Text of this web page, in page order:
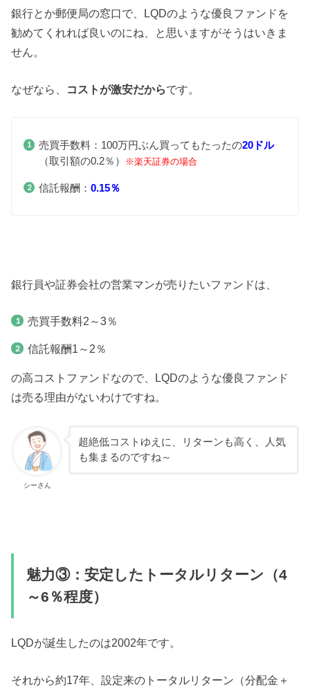
銀行とか郵便局の窓口で、LQDのような優良ファンドを
勧めてくれれば良いのにね、と思いますがそうはいきま
せん。
なぜなら、 コストが激安だからです。
売買手数料：100万円ぶん買ってもたったの20ドル
（取引額の0.2％）
※楽天証券の場合
信託報酬： 0.15％
銀行員や証券会社の営業マンが売りたいファンドは、
売買手数料2～3％
信託報酬1～2％
の高コストファンドなので、LQDのような優良ファンド
は売る理由がないわけですね。
シーさん
超絶低コストゆえに、リターンも高く、人気
も集まるのですね～
魅力③：安定したトータルリターン （4
～6％程度）
LQDが誕生したのは2002年です。
それから約17年、設定来のトータルリターン（分配金＋